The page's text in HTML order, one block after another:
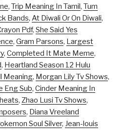
, Trip Meaning In Tamil, Tum
Bands, At Diwali Or On Diwali,
Pdf, She Said Yes
, Gram Parsons, Largest
, Completed It Mate Meme,
, Heartland Season 12 Hulu
Meaning, Morgan Lily Tv Shows,
Eng Sub, Cinder Meaning In
, Zhao Lusi Tv Shows,
, Diana Vreeland
Soul Silver, Jean-louis